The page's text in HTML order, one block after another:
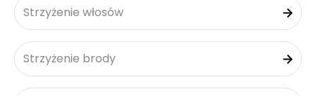
Strzyżenie włosów
Strzyżenie brody